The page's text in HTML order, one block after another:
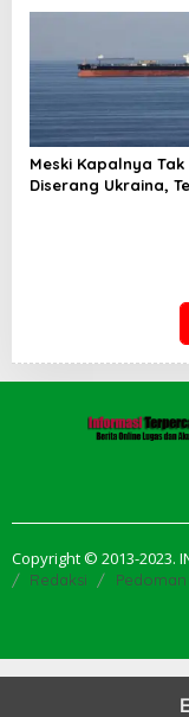
Meski Kapalnya
Diserang Ukraina,
Copyright © 2013-2023.
Redaksi